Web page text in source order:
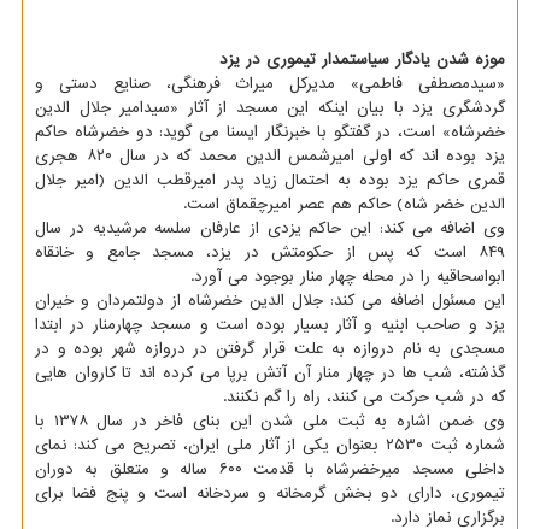
موزه شدن یادگار سیاستمدار تیموری در یزد
«سیدمصطفی فاطمی» مدیرکل میراث فرهنگی، صنایع دستی و
گردشگری یزد با بیان اینکه این مسجد از آثار «سیدامیر جلال الدین
خضرشاه» است، در گفتگو با خبرنگار ایسنا می گوید: دو خضرشاه حاکم
یزد بوده اند که اولی امیرشمس الدین محمد که در سال ۸۲۰ هجری
قمری حاکم یزد بوده به احتمال زیاد پدر امیرقطب الدین (امیر جلال
الدین خضر شاه) حاکم هم عصر امیرچقماق است.
وی اضافه می کند: این حاکم یزدی از عارفان سلسه مرشیدیه در سال
۸۴۹ است که پس از حکومتش در یزد، مسجد جامع و خانقاه
ابواسحاقیه را در محله چهار منار بوجود می آورد.
این مسئول اضافه می کند: جلال الدین خضرشاه از دولتمردان و خیران
یزد و صاحب ابنیه و آثار بسیار بوده است و مسجد چهارمنار در ابتدا
مسجدی به نام دروازه به علت قرار گرفتن در دروازه شهر بوده و در
گذشته، شب ها در چهار منار آن آتش برپا می کرده اند تا کاروان هایی
که در شب حرکت می کنند، راه را گم نکنند.
وی ضمن اشاره به ثبت ملی شدن این بنای فاخر در سال ۱۳۷۸ با
شماره ثبت ۲۵۳۰ بعنوان یکی از آثار ملی ایران، تصریح می کند: نمای
داخلی مسجد میرخضرشاه با قدمت ۶۰۰ ساله و متعلق به دوران
تیموری، دارای دو بخش گرمخانه و سردخانه است و پنج فضا برای
برگزاری نماز دارد.